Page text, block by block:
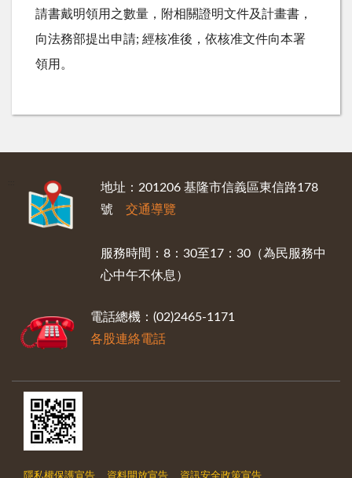
請書戴明領用之數量，附相關證明文件及計畫書，
向法務部提出申請; 經核准後，依核准文件向本署
領用。
地址：201206 基隆市信義區東信路178
號 交通導覽
服務時間：8：30至17：30（為民服務中
心中午不休息）
電話總機：(02)2465-1171
各股連絡電話